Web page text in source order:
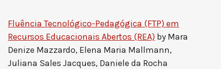
Fluência Tecnológico-Pedagógica (FTP) em
Recursos Educacionais Abertos (REA) by Mara
Denize Mazzardo, Elena Maria Mallmann,
Juliana Sales Jacques, Daniele da Rocha